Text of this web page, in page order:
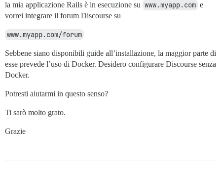
la mia applicazione Rails è in esecuzione su www.myapp.com e
vorrei integrare il forum Discourse su
www.myapp.com/forum
Sebbene siano disponibili guide all’installazione, la maggior parte di
esse prevede l’uso di Docker. Desidero configurare Discourse senza
Docker.
Potresti aiutarmi in questo senso?
Ti sarò molto grato.
Grazie